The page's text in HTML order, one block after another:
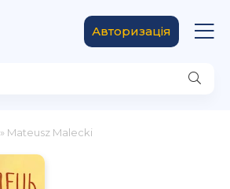
Авторизація
» Mateusz Malecki